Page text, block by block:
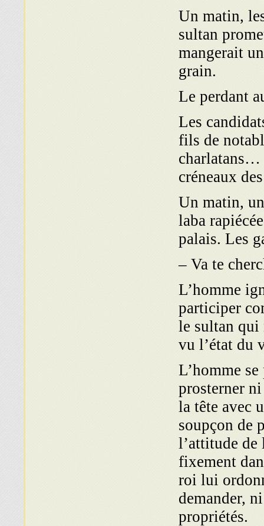
Un matin,
sultan
mangerait
grain.
Le perdant
Les
fils de
charlatans…
créneaux
Un matin,
laba
palais. Les
– Va te
L’homme
participer
le sultan qui
vu l’état du
L’homme
prosterner
la tête avec
soupçon de
l’attitude de
fixement
roi lui
demander,
propriétés.